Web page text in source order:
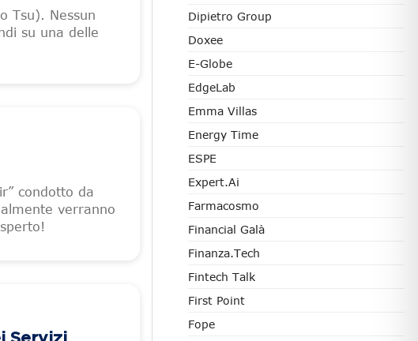
Tsu). Nessun
su una delle
condotto da
verranno
Dipietro Group
Doxee
E-Globe
EdgeLab
Emma Villas
Energy Time
ESPE
Expert.ai
Farmacosmo
Financial Galà
Finanza.tech
Fintech Talk
First Point
Fope